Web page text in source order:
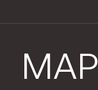
MAP